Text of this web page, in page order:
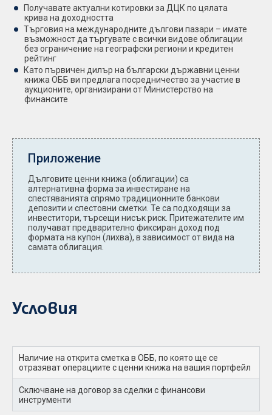
Получавате актуални котировки за ДЦК по цялата
крива на доходността
Търговия на международните дългови пазари – имате
възможност да търгувате с всички видове облигации
без ограничение на географски региони и кредитен
рейтинг
Като първичен дилър на български държавни ценни
книжа ОББ ви предлага посредничество за участие в
аукционите, организирани от Министерство на
финансите
Приложение
Дълговите ценни книжа (облигации) са
алтернативна форма за инвестиране на
спестяванията спрямо традиционните банкови
депозити и спестовни сметки. Те са подходящи за
инвеститори, търсещи нисък риск. Притежателите им
получават предварително фиксиран доход под
формата на купон (лихва), в зависимост от вида на
самата облигация.
Условия
Наличие на открита сметка в ОББ, по която ще се
отразяват операциите с ценни книжа на вашия портфейл
Сключване на договор за сделки с финансови
инструменти